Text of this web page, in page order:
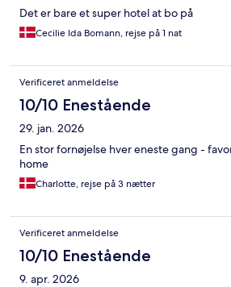
Det er bare et super hotel at bo på
Cecilie Ida Bomann, rejse på 1 nat
Verificeret anmeldelse
10/10 Enestående
29. jan. 2026
En stor fornøjelse hver eneste gang -
home
Charlotte, rejse på 3 nætter
Verificeret anmeldelse
10/10 Enestående
9. apr. 2026